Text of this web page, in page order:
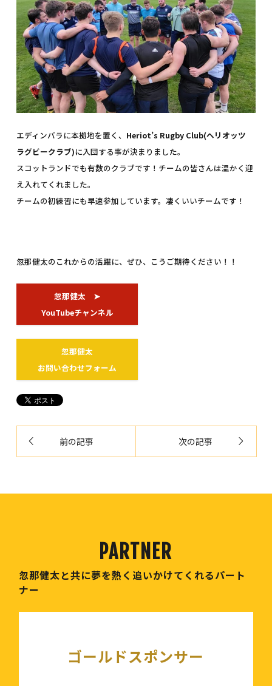
エディンバラに本拠地を置く、 Heriot’s Rugby Club(ヘリオッツ
ラグビークラブ)に入団する事が決まりました。
スコットランドでも有数のクラブです！チームの皆さんは温かく迎
え入れてくれました。
チームの初練習にも早速参加しています。凄くいいチームです！
忽那健太のこれからの活躍に、ぜひ、こうご期待ください！！
忽那健太 ➤
YouTubeチャンネル
忽那健太
お問い合わせフォーム
前の記事 次の記事
忽那健太と共に夢を熱く追いかけてくれるパート
ナー
ゴールドスポンサー